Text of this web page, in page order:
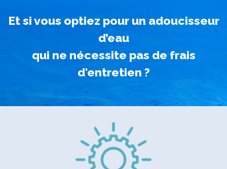
Et si vous optiez pour un adoucisseur
d’eau
qui ne nécessite pas de frais
d'entretien ?